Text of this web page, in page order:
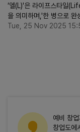
‘엘(L)'은 라이프스타일
을 의미하며,'한 병으로 완
Tue, 25 Nov 2025
예비 창업
창업도에